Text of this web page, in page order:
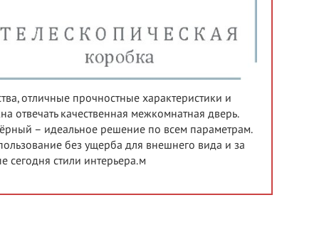
отличные прочностные характеристики и
отвечать качественная межкомнатная дверь.
– идеальное решение по всем параметрам.
без ущерба для внешнего вида и за
сегодня стили интерьера.м